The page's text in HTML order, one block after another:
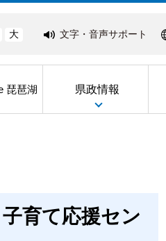
大 文字・音声サポート
琵琶湖 県政情報
育て応援セン